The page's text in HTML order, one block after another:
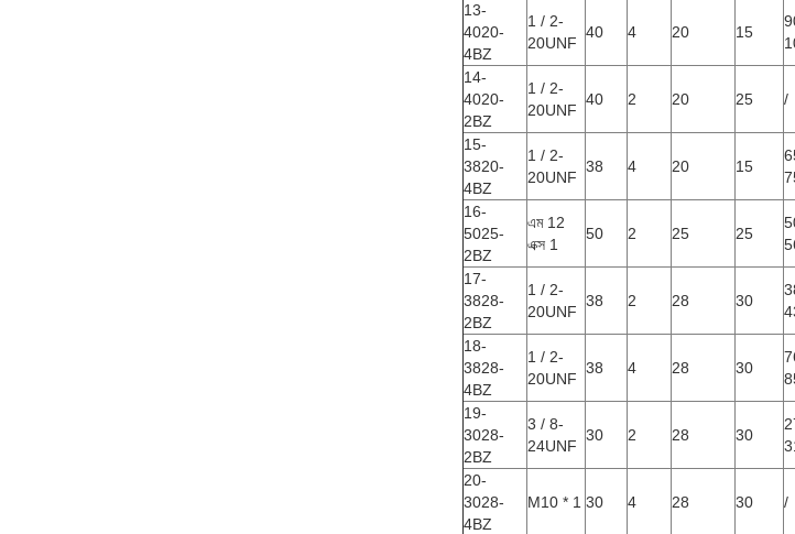
13-
4020-
4BZ
1 / 2-
20UNF
40 4 20 15
14-
4020-
2BZ
1 / 2-
20UNF
40 2 20 25 /
15-
3820-
4BZ
1 / 2-
20UNF
38 4 20 15
16-
5025-
2BZ
এম 12
এক্স 1
50 2 25 25
17-
3828-
2BZ
1 / 2-
20UNF
38 2 28 30
18-
3828-
4BZ
1 / 2-
20UNF
38 4 28 30
19-
3028-
2BZ
3 / 8-
24UNF
30 2 28 30
20-
3028-
4BZ
M10 * 1 30 4 28 30 /